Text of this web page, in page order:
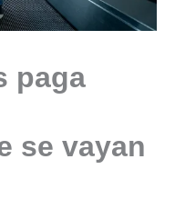
paga
se vayan